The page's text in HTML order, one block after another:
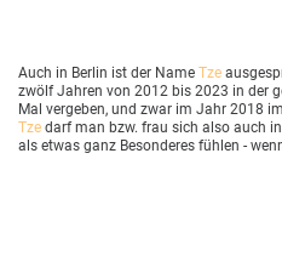
Auch in Berlin ist der Name Tze
zwölf Jahren von 2012 bis 2023 in der
Mal vergeben, und zwar im Jahr 2018
Tze darf man bzw. frau sich also auch
als etwas ganz Besonderes fühlen -